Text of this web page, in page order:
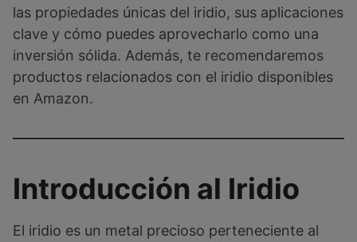
las propiedades únicas del iridio, sus aplicaciones
clave y cómo puedes aprovecharlo como una
inversión sólida. Además, te recomendaremos
productos relacionados con el iridio disponibles
en Amazon.
Introducción al Iridio
El iridio es un metal precioso perteneciente al